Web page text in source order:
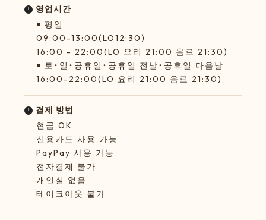
영업시간
◾️ 평일
09:00-13:00(LO12:30)
16:00 - 22:00(LO 요리 21:00 음료 21:30)
◾️ 토・일・공휴일・공휴일 전날・공휴일 다음날
16:00-22:00(LO 요리 21:00 음료 21:30)
결제 방법
현금 OK
신용카드 사용 가능
PayPay 사용 가능
전자결제 불가
개인실 없음
테이크아웃 불가